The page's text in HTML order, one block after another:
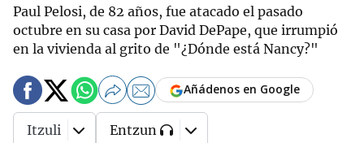
Paul Pelosi, de 82 años, fue atacado el pasado
octubre en su casa por David DePape, que irrumpió
en la vivienda al grito de "¿Dónde está Nancy?"
Añádenos en Google
Itzuli Entzun